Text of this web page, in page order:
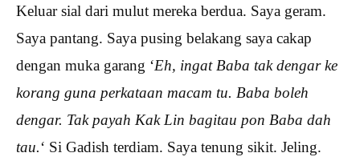
Keluar sial dari mulut mereka berdua. Saya geram.
Saya pantang. Saya pusing belakang saya cakap
dengan muka garang ‘Eh, ingat Baba tak dengar ke
korang guna perkataan macam tu. Baba boleh
dengar. Tak payah Kak Lin bagitau pon Baba dah
tau.‘ Si Gadish terdiam. Saya tenung sikit. Jeling.